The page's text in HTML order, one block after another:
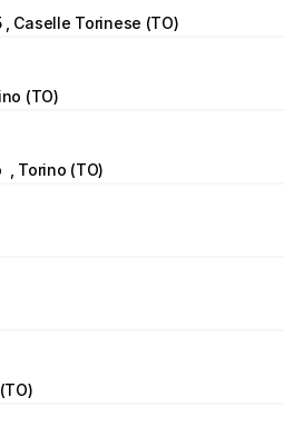
Caselle Torinese (TO)
(TO)
, Torino (TO)